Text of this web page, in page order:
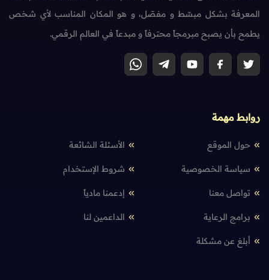
المعرفة بشكل مبسّط و مفصّل، و هو المكان المناسب لأي شخص
يطمح بأن يصبح مبرمجاً محترفاً و مبدعاً في العالم الرقمي.
روابط مهمة
حول الموقع الأسئلة الشائعة
سياسة الخصوصية شروط الإستخدام
تواصل معنا إدعمنا مادياً
برامج الرعاية الداعمين لنا
أبلغ عن مشكلة